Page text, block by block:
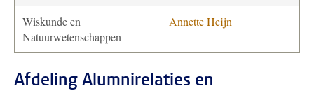
Wiskunde en
Natuurwetenschappen
Annette Heijn
Afdeling Alumnirelaties en